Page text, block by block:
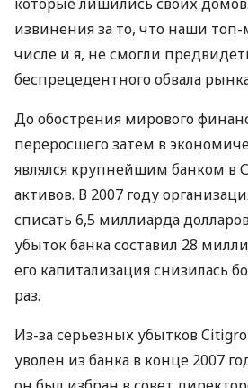
извинения за то, что наши
числе и я, не смогли
беспрецедентного обвала
До обострения мирового
переросшего затем в
являлся крупнейшим банком в
активов. В 2007 году
списать 6,5 миллиарда
убыток банка составил 28
его капитализация снизилась
раз.
Из-за серьезных убытков
уволен из банка в конце 2007